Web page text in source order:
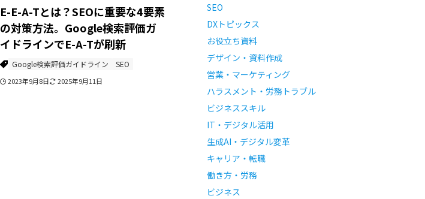
E-E-A-Tとは？SEOに重要な4要素
の対策方法。Google検索評価ガ
イドラインでE-A-Tが刷新
Google検索評価ガイドライン SEO
2023年9月8日 2025年9月11日
SEO
DXトピックス
お役立ち資料
デザイン・資料作成
営業・マーケティング
ハラスメント・労務トラブル
ビジネススキル
IT・デジタル活用
生成AI・デジタル変革
キャリア・転職
働き方・労務
ビジネス